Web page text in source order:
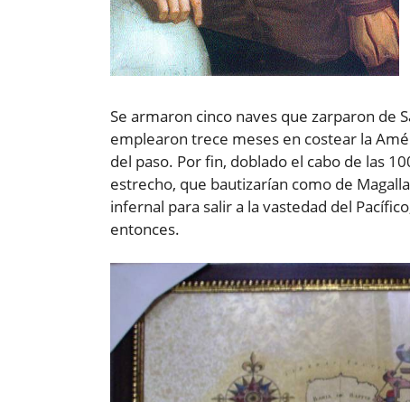
Se armaron cinco naves que zarparon de
emplearon trece meses en costear la
del paso. Por fin, doblado el cabo de las
estrecho, que bautizarían como de
infernal para salir a la vastedad del
entonces.